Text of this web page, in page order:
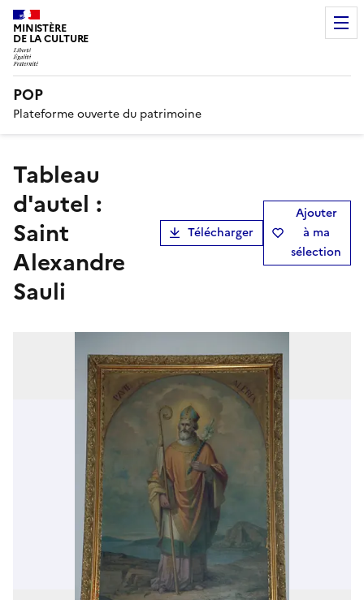
MINISTÈRE
DE LA CULTURE
POP
Plateforme ouverte du patrimoine
tableau
d'autel :
Saint
Alexandre
Sauli
Télécharger
Ajouter
à ma
sélection